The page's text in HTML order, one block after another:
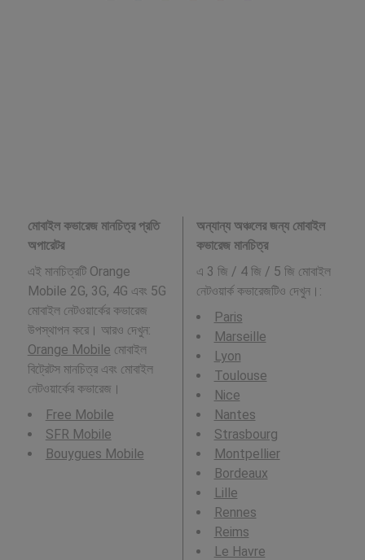
মোবাইল কভারেজ মানচিত্র প্রতি
অপারেটর
এই মানচিত্রটি Orange
Mobile 2G, 3G, 4G এবং 5G
মোবাইল নেটওয়ার্কের কভারেজ
উপস্থাপন করে। আরও দেখুন:
Orange Mobile মোবাইল
বিট্রেটস মানচিত্র এবং মোবাইল
নেটওয়ার্কের কভারেজ।
Free Mobile
SFR Mobile
Bouygues Mobile
অন্যান্য অঞ্চলের জন্য মোবাইল
কভারেজ মানচিত্র
এ 3 জি / 4 জি / 5 জি মোবাইল
নেটওয়ার্ক কভারেজটিও দেখুন।:
Paris
Marseille
Lyon
Toulouse
Nice
Nantes
Strasbourg
Montpellier
Bordeaux
Lille
Rennes
Reims
Le Havre